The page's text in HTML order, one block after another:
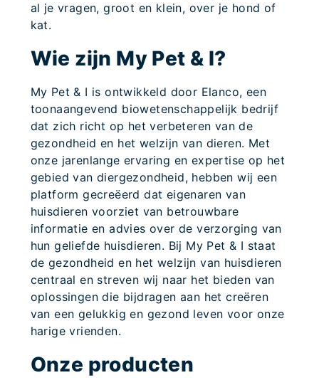
al je vragen, groot en klein, over je hond of
kat.
Wie zijn My Pet & I?
My Pet & I is ontwikkeld door Elanco, een
toonaangevend biowetenschappelijk bedrijf
dat zich richt op het verbeteren van de
gezondheid en het welzijn van dieren. Met
onze jarenlange ervaring en expertise op het
gebied van diergezondheid, hebben wij een
platform gecreëerd dat eigenaren van
huisdieren voorziet van betrouwbare
informatie en advies over de verzorging van
hun geliefde huisdieren. Bij My Pet & I staat
de gezondheid en het welzijn van huisdieren
centraal en streven wij naar het bieden van
oplossingen die bijdragen aan het creëren
van een gelukkig en gezond leven voor onze
harige vrienden.
Onze producten